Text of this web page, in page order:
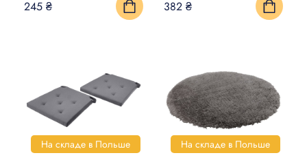
245 ₴
382 ₴
На складе в Польше На складе в Польше